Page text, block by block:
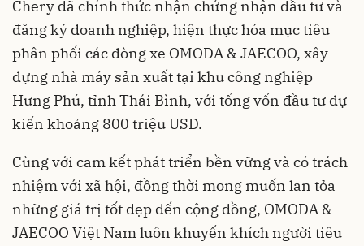
Chery đã chính thức nhận chứng nhận đầu tư và
đăng ký doanh nghiệp, hiện thực hóa mục tiêu
phân phối các dòng xe OMODA & JAECOO, xây
dựng nhà máy sản xuất tại khu công nghiệp
Hưng Phú, tỉnh Thái Bình, với tổng vốn đầu tư dự
kiến khoảng 800 triệu USD.
Cùng với cam kết phát triển bền vững và có trách
nhiệm với xã hội, đồng thời mong muốn lan tỏa
những giá trị tốt đẹp đến cộng đồng, OMODA &
JAECOO Việt Nam luôn khuyến khích người tiêu